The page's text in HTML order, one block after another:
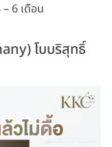
6 เดือน
โบบริสุทธิ์